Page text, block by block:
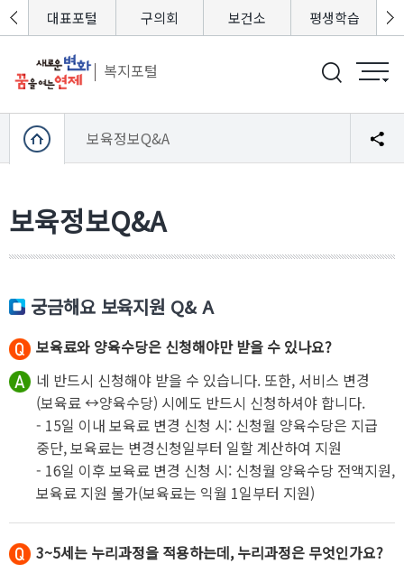
복지포털
털 대표포털 구의회 보건소 평생학습
보육정보Q&A
보육정보Q&A
궁금해요 보육지원 Q& A
보육료와 양육수당은 신청해야만 받을 수 있나요?
네 반드시 신청해야 받을 수 있습니다. 또한, 서비스 변경
(보육료 ↔양육수당) 시에도 반드시 신청하셔야 합니다.
- 15일 이내 보육료 변경 신청 시: 신청월 양육수당은 지급
중단, 보육료는 변경신청일부터 일할 계산하여 지원
- 16일 이후 보육료 변경 신청 시: 신청월 양육수당 전액지원,
보육료 지원 불가(보육료는 익월 1일부터 지원)
3~5세는 누리과정을 적용하는데, 누리과정은 무엇인가요?